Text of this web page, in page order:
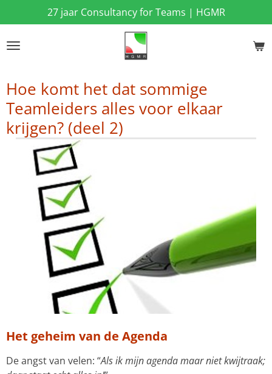
direct
naar
27 jaar Consultancy for Teams | HGMR
Hoe komt het dat sommige
Teamleiders alles voor elkaar
krijgen? (deel 2)
Het geheim van de Agenda
De angst van velen: “Als ik mijn agenda maar niet kwijtraak;